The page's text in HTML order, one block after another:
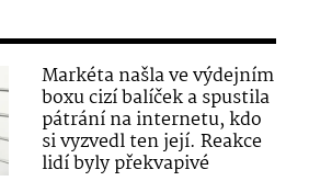
Markéta našla ve výdejním
boxu cizí balíček a spustila
pátrání na internetu, kdo
si vyzvedl ten její. Reakce
lidí byly překvapivé